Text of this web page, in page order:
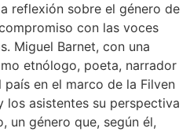
reflexión sobre el género de
con las voces
Miguel Barnet, con una
etnólogo, poeta, narrador
en el marco de la Filven
asistentes su perspectiva
un género que, según él,